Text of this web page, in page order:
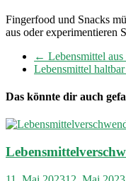
Fingerfood und Snacks
aus oder experimentieren
← Lebensmittel
Lebensmittel
Das könnte dir auch